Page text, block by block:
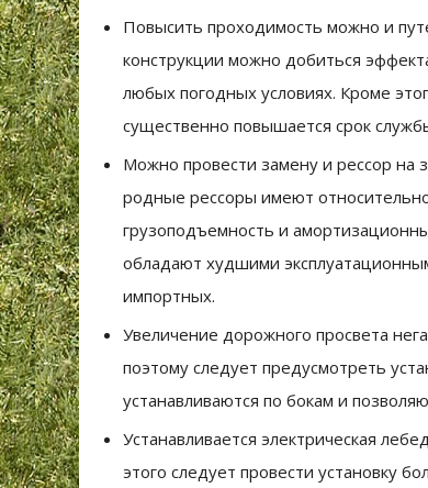
Повысить проходимость можно и
конструкции можно добиться
любых погодных условиях. Кроме
существенно повышается срок
Можно провести замену и рессор на
родные рессоры имеют
грузоподъемность и
обладают худшими
импортных.
Увеличение дорожного просвета
поэтому следует предусмотреть
устанавливаются по бокам и
Устанавливается электрическая
этого следует провести установку